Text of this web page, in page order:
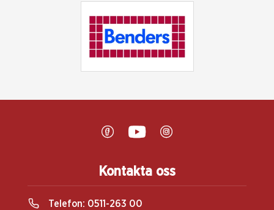
Kontakta oss
Telefon: 0511-263 00